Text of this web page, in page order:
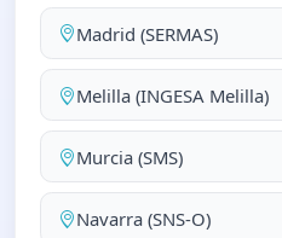
Madrid (SERMAS)
Melilla (INGESA Melilla)
Murcia (SMS)
Navarra (SNS-O)